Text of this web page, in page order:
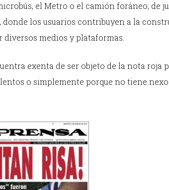
el Metro o el camión foráneo; de
los usuarios contribuyen a la
diversos medios y plataformas.
exenta de ser objeto de la nota roja
o simplemente porque no tiene